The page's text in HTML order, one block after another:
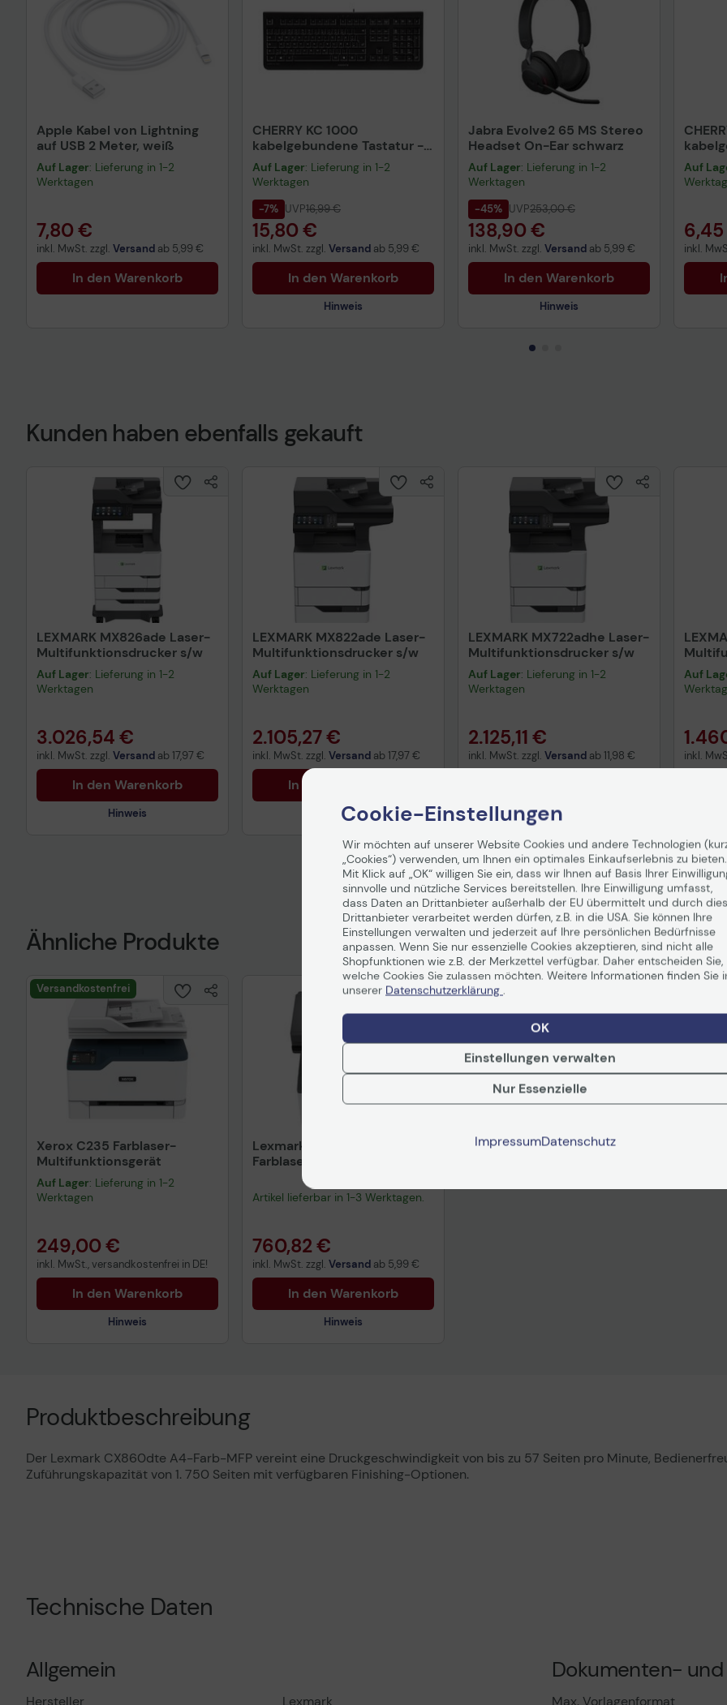
Apple Kabel von Lightning
auf USB 2 Meter, weiß
Auf Lager: Lieferung in 1-2
Werktagen
7,80 €
inkl. MwSt. zzgl. Versand ab 5,99 €
In den Warenkorb
CHERRY KC 1000
kabelgebundene Tastatur -
QWERTZ DE - schwarz
Auf Lager: Lieferung in 1-2
Werktagen
-7% UVP16,99 €
15,80 €
inkl. MwSt. zzgl. Versand ab 5,99 €
In den Warenkorb
Hinweis
Technisches Produktdatenblatt
Jabra Evolve2 65 MS Stereo
Headset On-Ear schwarz
Auf Lager: Lieferung in 1-2
Werktagen
-45% UVP253,00 €
138,90 €
inkl. MwSt. zzgl. Versand ab 5,99 €
In den Warenkorb
Hinweis
schwarz
Auf
inkl.
Kunden haben ebenfalls gekauft
LEXMARK MX826ade Laser-
Multifunktionsdrucker s/w
Auf Lager: Lieferung in 1-2
Werktagen
3.026,54 €
inkl. MwSt. zzgl. Versand ab 17,97 €
In den Warenkorb
Hinweis
Technisches Produktdatenblatt
LEXMARK MX822ade Laser-
Multifunktionsdrucker s/w
Auf Lager: Lieferung in 1-2
Werktagen
2.105,27 €
inkl. MwSt. zzgl. Versand ab 17,97 €
In den Warenkorb
Hinweis
LEXMARK MX722adhe Laser-
Multifunktionsdrucker s/w
Auf Lager: Lieferung in 1-2
Werktagen
2.125,11 €
inkl. MwSt. zzgl. Versand ab 11,98 €
Auf
inkl.
Ähnliche Produkte
Versandkostenfrei
Xerox C235 Farblaser-
Multifunktionsgerät
Auf Lager: Lieferung in 1-2
Werktagen
249,00 €
inkl. MwSt., versandkostenfrei in DE!
In den Warenkorb
Hinweis
Lexmark CX532adwe
Farblaser-
Multifunktionsdrucker
Artikel lieferbar in 1-3 Werktagen.
760,82 €
inkl. MwSt. zzgl. Versand ab 5,99 €
In den Warenkorb
Hinweis
Produktbeschreibung
Der Lexmark CX860dte A4-Farb-MFP vereint eine Druckgeschwindigkeit von bis zu 57 Seiten pro Minute,
Zuführungskapazität von 1. 750 Seiten mit verfügbaren Finishing-Optionen.
Technische Daten
Allgemein
Hersteller
Lexmark
Dokumenten-
Max. Vorlagenformat
Cookie-Einstellungen
Wir möchten auf unserer Website Cookies und andere Technologien
„Cookies“) verwenden, um Ihnen ein optimales Einkaufserlebnis zu bieten.
Mit Klick auf „OK“ willigen Sie ein, dass wir Ihnen auf Basis Ihrer
sinnvolle und nützliche Services bereitstellen. Ihre Einwilligung umfasst,
dass Daten an Drittanbieter außerhalb der EU übermittelt und durch
Drittanbieter verarbeitet werden dürfen, z.B. in die USA. Sie können Ihre
Einstellungen verwalten und jederzeit auf Ihre persönlichen Bedürfnisse
anpassen. Wenn Sie nur essenzielle Cookies akzeptieren, sind nicht alle
Shopfunktionen wie z.B. der Merkzettel verfügbar. Daher entscheiden Sie,
welche Cookies Sie zulassen möchten. Weitere Informationen finden Sie
unserer Datenschutzerklärung .
OK
Einstellungen verwalten
Nur Essenzielle
ImpressumDatenschutz